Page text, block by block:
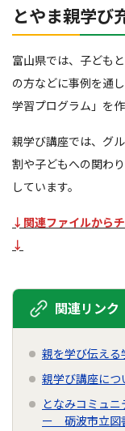
とやま親学び
富山県では、子ども
の方などに事例を通
学習プログラム」を
親学び講座では、グ
割や子どもへの関わ
しています。
↓関連ファイルから
↓
関連リンク
親を学び伝える
親学び講座につ
となみコミュ
ー 砺波市立図